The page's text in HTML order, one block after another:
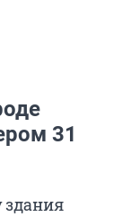
31
здания